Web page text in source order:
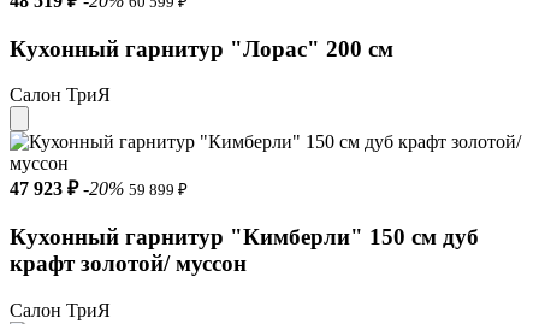
Кухонный гарнитур "Лорас" 200 см
Салон ТриЯ
47 923 ₽ -20% 59 899 ₽
Кухонный гарнитур "Кимберли" 150 см дуб
крафт золотой/ муссон
Салон ТриЯ